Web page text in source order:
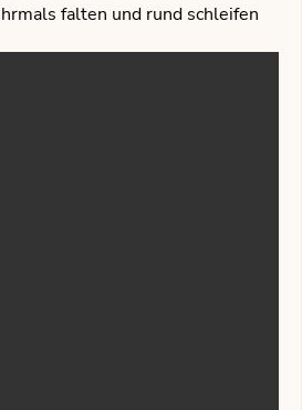
falten und rund schleifen